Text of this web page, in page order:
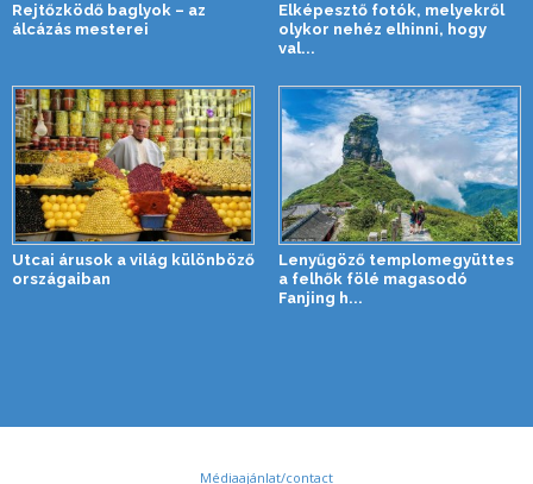
Rejtőzködő baglyok – az
álcázás mesterei
Elképesztő fotók, melyekről
olykor nehéz elhinni, hogy
val...
Utcai árusok a világ különböző
országaiban
Lenyűgöző templomegyüttes
a felhők fölé magasodó
Fanjing h...
Médiaajánlat/contact